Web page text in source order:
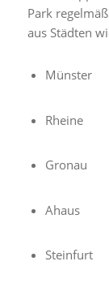
Park
aus Städten
Münster
Rheine
Gronau
Ahaus
Steinfurt